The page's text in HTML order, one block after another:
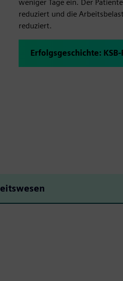
weniger Tage ein. Der
reduziert und die
reduziert.
Erfolgsgeschichte: